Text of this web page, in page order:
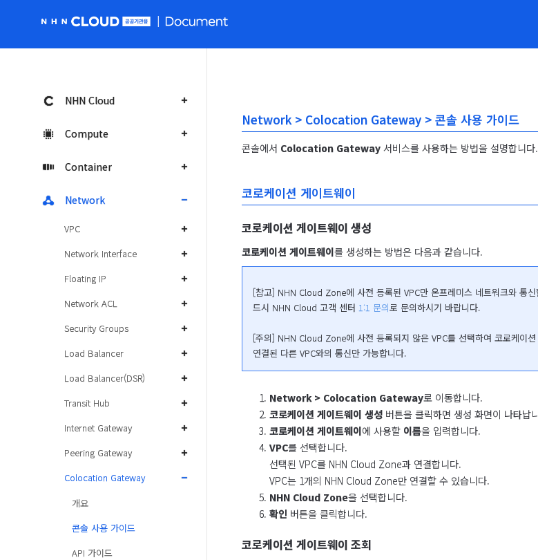
NHN Cloud
Compute
Container
Network
VPC
Network Interface
Floating IP
Network ACL
Security Groups
Load Balancer
Load Balancer(DSR)
Transit Hub
Internet Gateway
Peering Gateway
Colocation Gateway
개요
콘솔 사용 가이드
API 가이드
Network > Colocation Gateway > 콘솔 사용 가이드
콘솔에서 Colocation Gateway 서비스를 사용하는 방법을 설명합니다.
코로케이션 게이트웨이
코로케이션 게이트웨이 생성
코로케이션 게이트웨이를 생성하는 방법은 다음과 같습니다.
[참고] NHN Cloud Zone에 사전 등록된 VPC만 온프레미스 네트워크와 통
드시 NHN Cloud 고객 센터 1:1 문의로 문의하시기 바랍니다.
[주의] NHN Cloud Zone에 사전 등록되지 않은 VPC를 선택하여 코로케이
연결된 다른 VPC와의 통신만 가능합니다.
Network > Colocation Gateway로 이동합니다.
코로케이션 게이트웨이 생성 버튼을 클릭하면 생성 화면이 나타납
코로케이션 게이트웨이에 사용할 이름을 입력합니다.
VPC를 선택합니다.
선택된 VPC를 NHN Cloud Zone과 연결합니다.
VPC는 1개의 NHN Cloud Zone만 연결할 수 있습니다.
NHN Cloud Zone을 선택합니다.
확인 버튼을 클릭합니다.
코로케이션 게이트웨이 조회